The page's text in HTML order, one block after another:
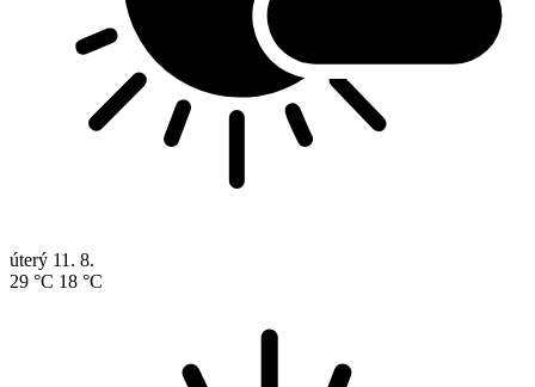
úterý 11. 8.
29 °C 18 °C